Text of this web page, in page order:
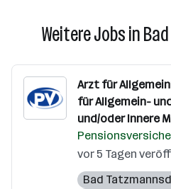
Weitere Jobs in
Arzt für
für Allgemein-
und/oder Innere
vor 5 Tagen
Bad